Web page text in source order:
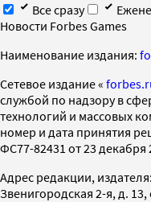
Все сразу
Новости Forbes Games
Наименование издания:
Cетевое издание «
службой по надзору в
технологий и массовых
номер и дата принятия
ФС77-82431 от 23 декабря
Адрес редакции,
Звенигородская 2-я, д. 13,